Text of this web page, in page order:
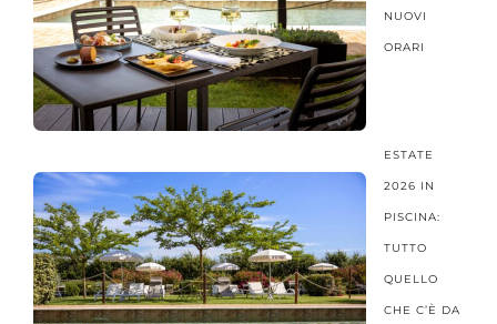
NUOVI
ORARI
ESTATE
2026 IN
PISCINA:
TUTTO
QUELLO
CHE C’È DA